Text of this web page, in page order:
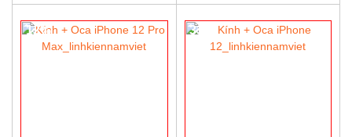
12% 33%